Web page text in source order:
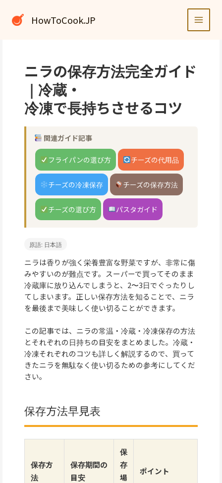
HowToCook.JP
ニラの保存方法完全ガイド
｜冷蔵・
冷凍で長持ちさせるコツ
関連ガイド記事
フライパンの選び方 チーズの代用品
チーズの冷凍保存 チーズの保存方法
チーズの選び方 パスタガイド
原語: 日本語
ニラは香りが強く栄養豊富な野菜ですが、非常に傷
みやすいのが難点です。スーパーで買ってそのまま
冷蔵庫に放り込んでしまうと、2〜3日でぐったりし
てしまいます。正しい保存方法を知ることで、ニラ
を最後まで美味しく使い切ることができます。
この記事では、ニラの常温・冷蔵・冷凍保存の方法
とそれぞれの日持ちの目安をまとめました。冷蔵・
冷凍それぞれのコツも詳しく解説するので、買って
きたニラを無駄なく使い切るための参考にしてくだ
さい。
保存方法早見表
保存方
法
保存期間の
目安
保
存
場
ポイント